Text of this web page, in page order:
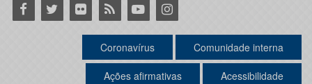
Facebook
Twitter Flickr RSS YoutubeInstagram
Coronavírus Comunidade interna
Ações afirmativas Acessibilidade